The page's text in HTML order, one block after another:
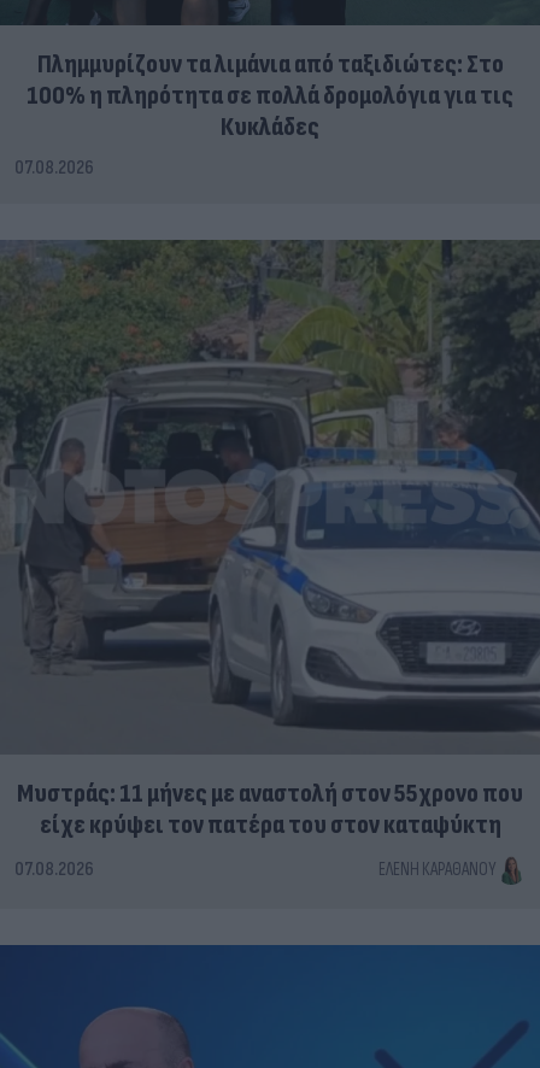
Πλημμυρίζουν τα λιμάνια από ταξιδιώτες: Στο
100% η πληρότητα σε πολλά δρομολόγια για τις
Κυκλάδες
07.08.2026
Μυστράς: 11 μήνες με αναστολή στον 55χρονο που
είχε κρύψει τον πατέρα του στον καταψύκτη
07.08.2026 ΕΛΈΝΗ ΚΑΡΑΘΆΝΟΥ